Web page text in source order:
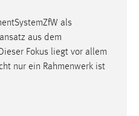
als
aus dem
Fokus liegt vor allem
nur ein Rahmenwerk ist